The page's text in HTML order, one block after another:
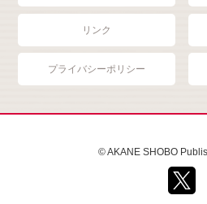
リンク
プライバシーポリシー
© AKANE SHOBO